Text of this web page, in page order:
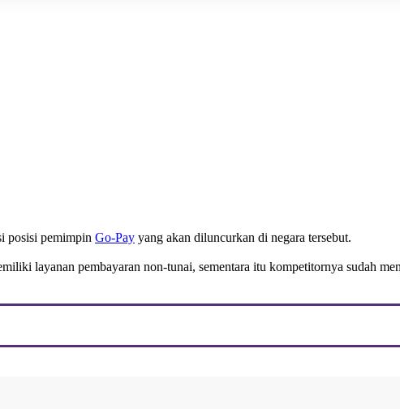
posisi pemimpin Go-Pay yang akan diluncurkan di negara tersebut.
layanan pembayaran non-tunai, sementara itu kompetitornya sudah